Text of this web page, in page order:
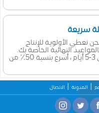
سريعة
نعطي الأولوية للإنتاج
النهائية الخاصة بك.
اختر DeKing للتسليم في 3-5 أيام ، أسرع بنسبة 50٪ من
المدونة الاتصال